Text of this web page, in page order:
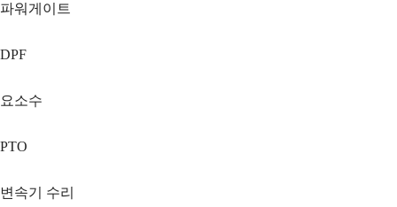
파워게이트
DPF
요소수
PTO
변속기 수리